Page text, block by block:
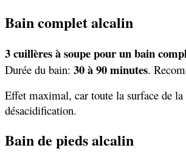
Bain complet alcalin
3 cuillères à soupe pour un bain
Durée du bain: 30 à 90 minutes.
Effet maximal, car toute la surface de
désacidification.
Bain de pieds alcalin